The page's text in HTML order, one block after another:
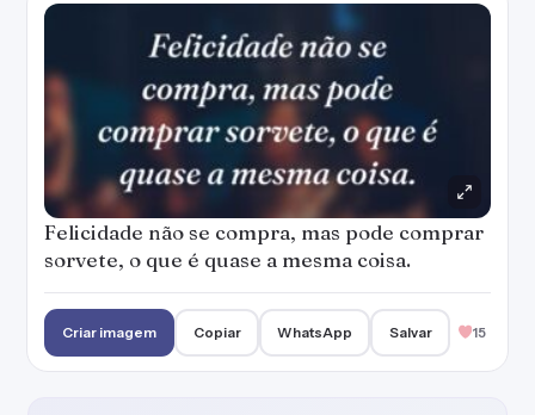
Felicidade não se compra, mas pode comprar
sorvete, o que é quase a mesma coisa.
Criar imagem Copiar WhatsApp Salvar 15